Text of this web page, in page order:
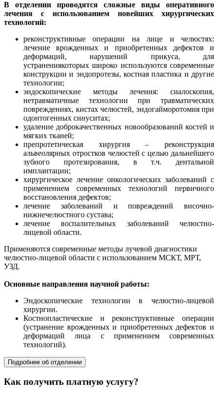
В отделении проводятся сложные виды оперативного
лечения с использованием новейших хирургических
технологий:
реконструктивные операции на лице и челюстях:
лечение врожденных и приобретенных дефектов и
деформаций, нарушений прикуса, для
устранениякоторых широко используются современные
конструкции и эндопротезы, костная пластика и другие
технологии;
эндоскопические методы лечения: сиалоскопия,
нетравматичные технологии при травматических
повреждениях, кистах челюстей, эндогайморотомия при
одонтогенных синуситах;
удаление доброкачественных новообразований костей и
мягких тканей;
препротетическая хирургия – реконструкция
альвеолярных отростков челюстей с целью дальнейшего
зубного протезирования, в т.ч. дентальной
имплантации;
хирургическое лечение онкологических заболеваний с
применением современных технологий первичного
восстановления дефектов;
лечение заболеваний и повреждений височно-
нижнечелюстного сустава;
лечение воспалительных заболеваний челюстно-
лицевой области.
Применяются современные методы лучевой диагностики
челюстно-лицевой области с использованием МСКТ, МРТ,
УЗД.
Основные направления научной работы:
Эндоскопические технологии в челюстно-лицевой
хирургии.
Костнопластические и реконструктивные операции
(устранение врожденных и приобретенных дефектов и
деформаций лица с применением современных
технологий).
Подробнее об отделении
Как получить платную услугу?